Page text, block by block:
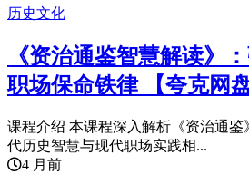
历史文化
《资治通鉴智慧解读》
职场保命铁律 【夸克网盘
课程介绍 本课程深入解析《资治通
代历史智慧与现代职场实践相...
4 月前